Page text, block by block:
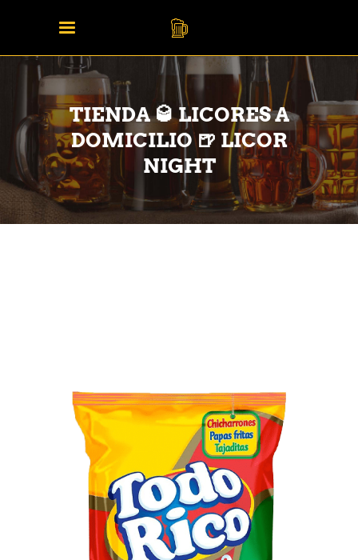
TIENDA 🥃 LICORES A
DOMICILIO 🍺 LICOR
NIGHT